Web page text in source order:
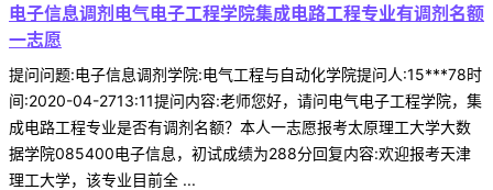
电子信息调剂电气电子工程学院集成电路工程专业有调剂名额
一志愿
提问问题:电子信息调剂学院:电气工程与自动化学院提问人:15***78时
间:2020-04-2713:11提问内容:老师您好，请问电气电子工程学院，集
成电路工程专业是否有调剂名额？本人一志愿报考太原理工大学大数
据学院085400电子信息，初试成绩为288分回复内容:欢迎报考天津
理工大学，该专业目前全 ...